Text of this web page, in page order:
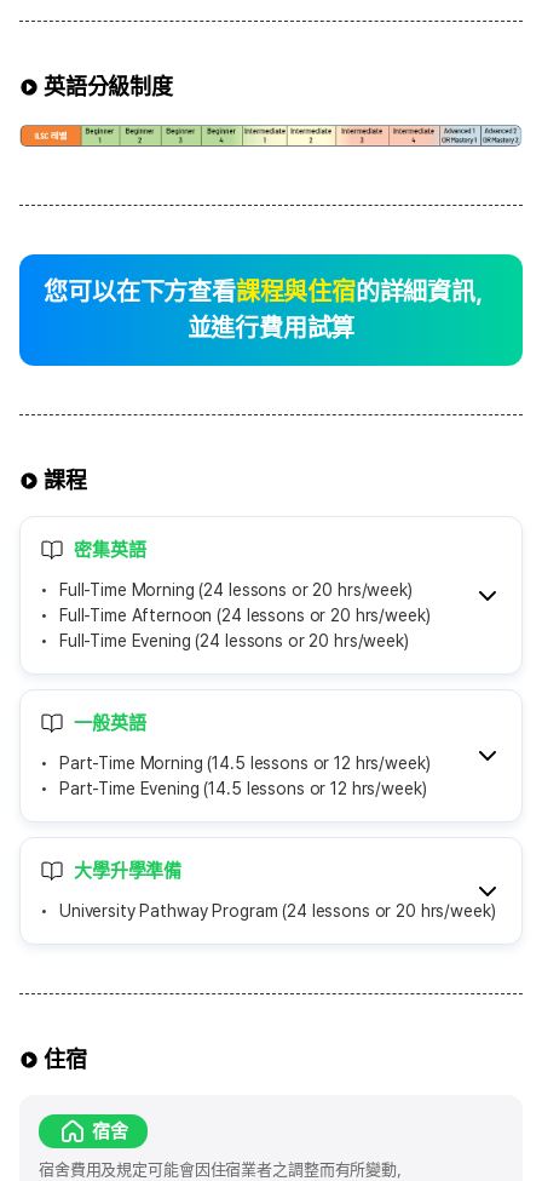
英語分級制度
您可以在下方查看課程與住宿的詳細資訊，
並進行費用試算
課程
密集英語
Full-Time Morning (24 lessons or 20 hrs/week)
Full-Time Afternoon (24 lessons or 20 hrs/week)
Full-Time Evening (24 lessons or 20 hrs/week)
一般英語
Part-Time Morning (14.5 lessons or 12 hrs/week)
Part-Time Evening (14.5 lessons or 12 hrs/week)
大學升學準備
University Pathway Program (24 lessons or 20 hrs/week)
住宿
宿舍
宿舍費用及規定可能會因住宿業者之調整而有所變動，